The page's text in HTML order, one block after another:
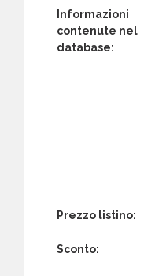
Informazioni
contenute nel
database:
Prezzo listino:
Sconto: